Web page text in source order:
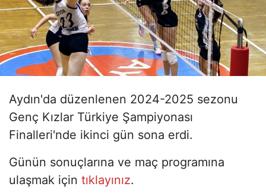
Aydın'da düzenlenen 2024-2025 sezonu
Genç Kızlar Türkiye Şampiyonası
Finalleri'nde ikinci gün sona erdi.
Günün sonuçlarına ve maç programına
ulaşmak için tıklayınız.